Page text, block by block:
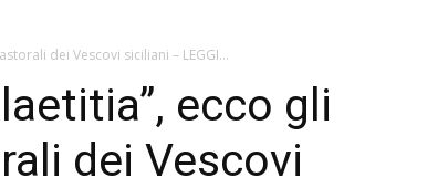
dei Vescovi siciliani – LEGGI...
ecco gli
dei Vescovi